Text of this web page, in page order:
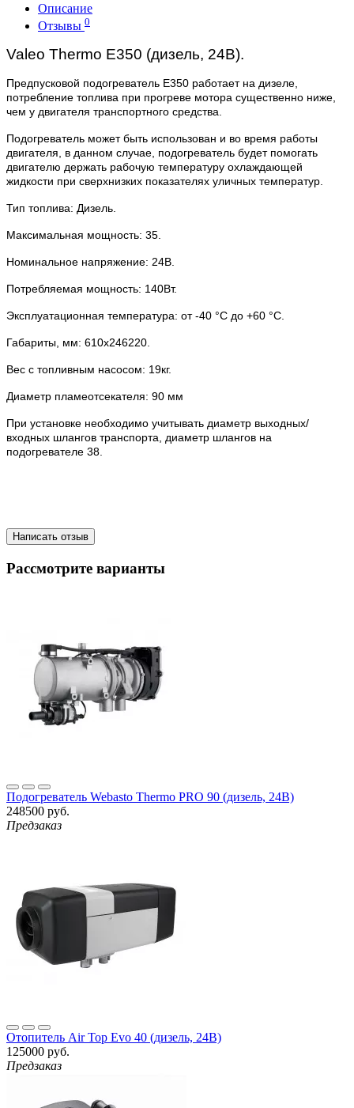
Описание
Отзывы 0
Valeo Thermo E350 (дизель, 24В).
Предпусковой подогреватель Е350 работает на дизеле,
потребление топлива при прогреве мотора существенно ниже,
чем у двигателя транспортного средства.
Подогреватель может быть использован и во время работы
двигателя, в данном случае, подогреватель будет помогать
двигателю держать рабочую температуру охлаждающей
жидкости при сверхнизких показателях уличных температур.
Тип топлива: Дизель.
Максимальная мощность: 35.
Номинальное напряжение: 24В.
Потребляемая мощность: 140Вт.
Эксплуатационная температура: от -40 °C до +60 °C.
Габариты, мм: 610х246220.
Вес с топливным насосом: 19кг.
Диаметр пламеотсекателя: 90 мм
При установке необходимо учитывать диаметр выходных/
входных шлангов транспорта, диаметр шлангов на
подогревателе 38.
Написать отзыв
Рассмотрите варианты
Подогреватель Webasto Thermo PRO 90 (дизель, 24В)
248500 руб.
Предзаказ
Отопитель Air Top Evo 40 (дизель, 24В)
125000 руб.
Предзаказ